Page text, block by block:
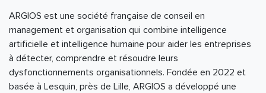
ARGIOS est une société française de conseil en
management et organisation qui combine intelligence
artificielle et intelligence humaine pour aider les entreprises
à détecter, comprendre et résoudre leurs
dysfonctionnements organisationnels. Fondée en 2022 et
basée à Lesquin, près de Lille, ARGIOS a développé une